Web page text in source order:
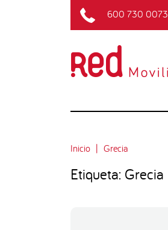
600 730 0073
Inicio Grecia
Etiqueta: Grecia